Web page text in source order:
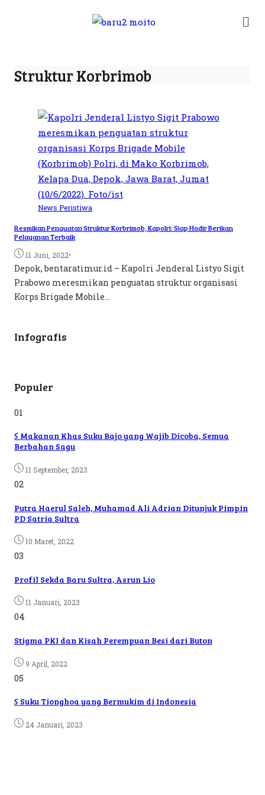
Struktur Korbrimob
News Peristiwa
Resmikan Penguatan Struktur Korbrimob, Kapolri: Siap Hadir Berikan
Pelayanan Terbaik
11 Juni, 2022•
Depok, bentaratimur.id – Kapolri Jenderal Listyo Sigit
Prabowo meresmikan penguatan struktur organisasi
Korps Brigade Mobile...
Infografis
Populer
01
5 Makanan Khas Suku Bajo yang Wajib Dicoba, Semua
Berbahan Sagu
11 September, 2023
02
Putra Haerul Saleh, Muhamad Ali Adrian Ditunjuk Pimpin
PD Satria Sultra
10 Maret, 2022
03
Profil Sekda Baru Sultra, Asrun Lio
11 Januari, 2023
04
Stigma PKI dan Kisah Perempuan Besi dari Buton
9 April, 2022
05
5 Suku Tionghoa yang Bermukim di Indonesia
24 Januari, 2023